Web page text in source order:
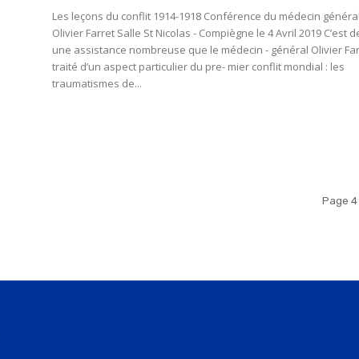
Les leçons du conflit 1914-1918 Conférence du médecin général
Olivier Farret Salle St Nicolas - Compiègne le 4 Avril 2019 C’est devant
une assistance nombreuse que le médecin - général Olivier
traité d’un aspect particulier du pre- mier conflit mondial : les
traumatismes de...
Page